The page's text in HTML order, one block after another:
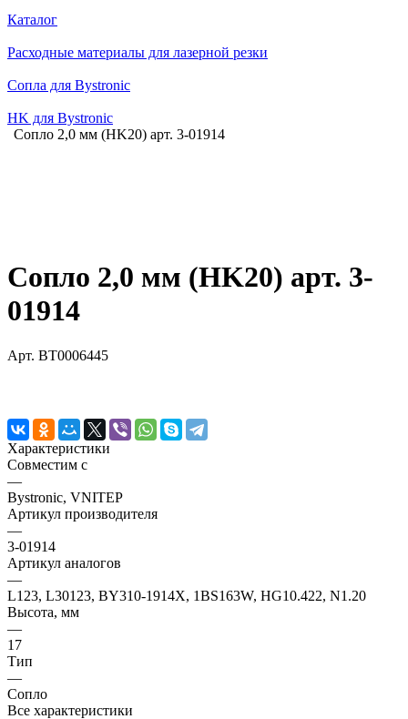
Каталог
Расходные материалы для лазерной резки
Сопла для Bystronic
HK для Bystronic
Сопло 2,0 мм (HK20) арт. 3-01914
Сопло 2,0 мм (HK20) арт. 3-
01914
Арт. BT0006445
Характеристики
Совместим с
—
Bystronic, VNITEP
Артикул производителя
—
3-01914
Артикул аналогов
—
L123, L30123, BY310-1914X, 1BS163W, HG10.422, N1.20
Высота, мм
—
17
Тип
—
Сопло
Все характеристики